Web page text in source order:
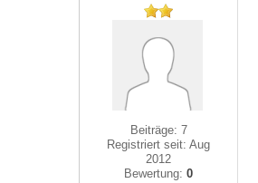
Beiträge: 7
Registriert seit: Aug
2012
Bewertung:0